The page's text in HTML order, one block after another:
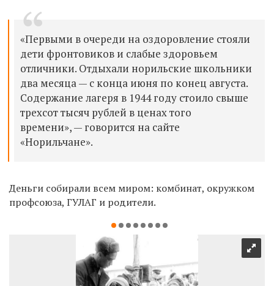
«Первыми в очереди на оздоровление стояли
дети фронтовиков и слабые здоровьем
отличники. Отдыхали норильские школьники
два месяца — с конца июня по конец августа.
Содержание лагеря в 1944 году стоило свыше
трехсот тысяч рублей в ценах того
времени», — говорится на сайте
«Норильчане».
Деньги собирали всем миром: комбинат, окружком
профсоюза, ГУЛАГ и родители.